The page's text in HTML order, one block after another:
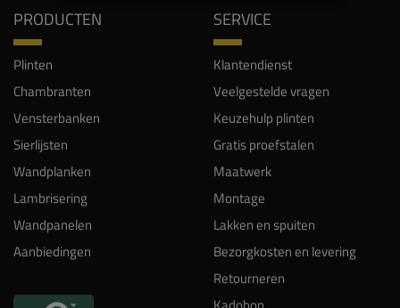
PRODUCTEN
Plinten
Chambranten
Vensterbanken
Sierlijsten
Wandplanken
Lambrisering
Wandpanelen
Aanbiedingen
SERVICE
Klantendienst
Veelgestelde vragen
Keuzehulp plinten
Gratis proefstalen
Maatwerk
Montage
Lakken en spuiten
Bezorgkosten en levering
Retourneren